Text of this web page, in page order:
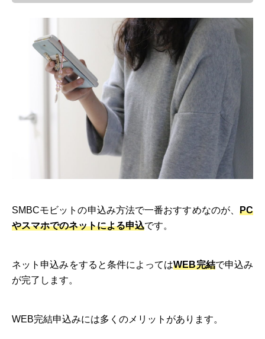
SMBCモビットの申込み方法で一番おすすめなのが、 PC
やスマホでのネットによる申込です。
ネット申込みをすると条件によってはWEB完結で申込み
が完了します。
WEB完結申込みには多くのメリットがあります。